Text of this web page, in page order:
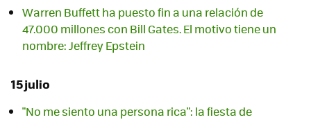
Warren Buffett ha puesto fin a una relación de
47.000 millones con Bill Gates. El motivo tiene un
nombre: Jeffrey Epstein
15 julio
"No me siento una persona rica": la fiesta de